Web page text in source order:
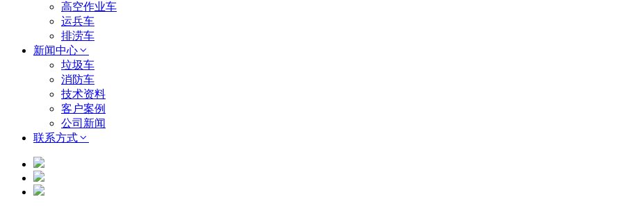
高空作业车
运兵车
排涝车
新闻中心
垃圾车
消防车
技术资料
客户案例
公司新闻
联系方式